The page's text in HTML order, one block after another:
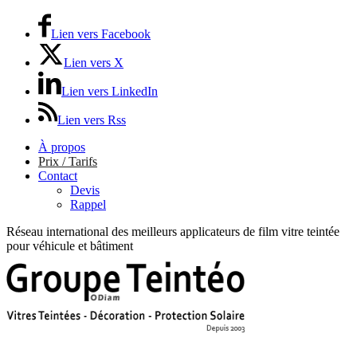
Lien vers Facebook
Lien vers X
Lien vers LinkedIn
Lien vers Rss
À propos
Prix / Tarifs
Contact
Devis
Rappel
Réseau international des meilleurs applicateurs de film vitre teintée
pour véhicule et bâtiment